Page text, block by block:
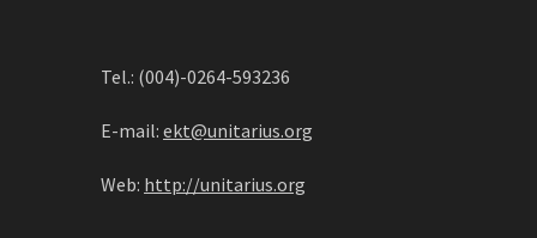
Tel.: (004)-0264-593236
E-mail: ekt@unitarius.org
Web: http://unitarius.org